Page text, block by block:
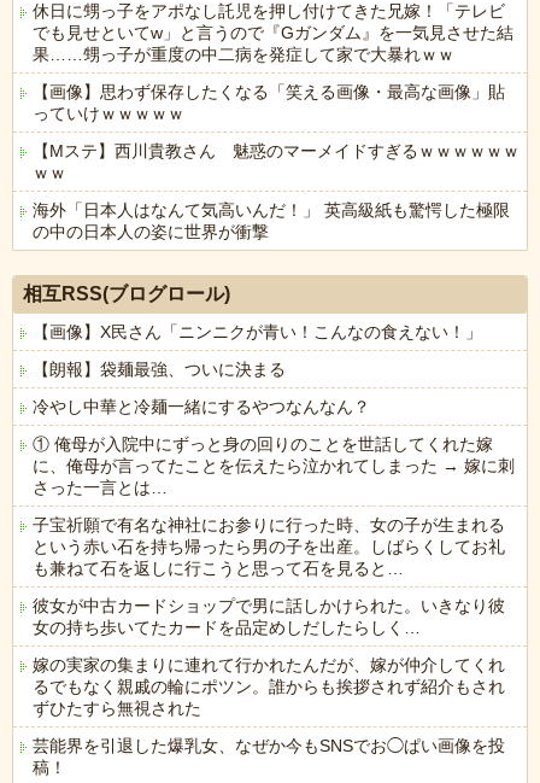
休日に甥っ子をアポなし託児を押し付けてきた兄嫁！「テレビ
でも見せといてw」と言うので『Gガンダム』を一気見させた結
果……甥っ子が重度の中二病を発症して家で大暴れｗｗ
【画像】思わず保存したくなる「笑える画像・最高な画像」貼
っていけｗｗｗｗｗ
【Mステ】西川貴教さん 魅惑のマーメイドすぎるｗｗｗｗｗｗ
ｗｗ
海外「日本人はなんて気高いんだ！」 英高級紙も驚愕した極限
の中の日本人の姿に世界が衝撃
相互RSS(ブログロール)
【画像】X民さん「ニンニクが青い！こんなの食えない！」
【朗報】袋麺最強、ついに決まる
冷やし中華と冷麺一緒にするやつなんなん？
① 俺母が入院中にずっと身の回りのことを世話してくれた嫁
に、俺母が言ってたことを伝えたら泣かれてしまった → 嫁に刺
さった一言とは…
子宝祈願で有名な神社にお参りに行った時、女の子が生まれる
という赤い石を持ち帰ったら男の子を出産。しばらくしてお礼
も兼ねて石を返しに行こうと思って石を見ると…
彼女が中古カードショップで男に話しかけられた。いきなり彼
女の持ち歩いてたカードを品定めしだしたらしく…
嫁の実家の集まりに連れて行かれたんだが、嫁が仲介してくれ
るでもなく親戚の輪にポツン。誰からも挨拶されず紹介もされ
ずひたすら無視された
芸能界を引退した爆乳女、なぜか今もSNSでお◯ぱい画像を投
稿！